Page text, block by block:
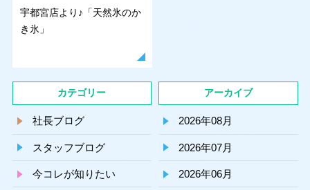
宇都宮店より♪「天然氷のか
き氷」
カテゴリー
社長ブログ
スタッフブログ
今コレが知りたい
アーカイブ
2026年08月
2026年07月
2026年06月